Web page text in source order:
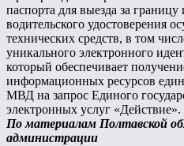
паспорта для выезда за
водительского удостоверения
технических средств, в том
уникального электронного
который обеспечивает
информационных ресурсов
МВД на запрос Единого
электронных услуг «Действие».
По материалам Полтавской
администрации